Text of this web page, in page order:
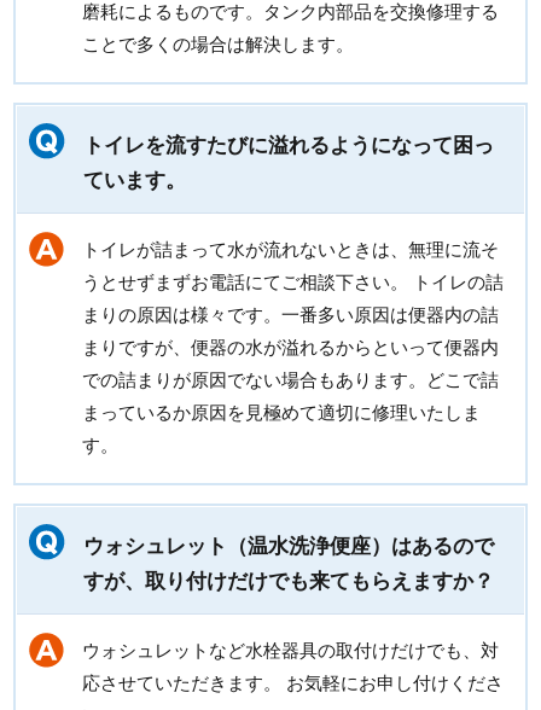
磨耗によるものです。タンク内部品を交換修理する
ことで多くの場合は解決します。
トイレを流すたびに溢れるようになって困っ
ています。
トイレが詰まって水が流れないときは、無理に流そ
うとせずまずお電話にてご相談下さい。 トイレの詰
まりの原因は様々です。一番多い原因は便器内の詰
まりですが、便器の水が溢れるからといって便器内
での詰まりが原因でない場合もあります。どこで詰
まっているか原因を見極めて適切に修理いたしま
す。
ウォシュレット（温水洗浄便座）はあるので
すが、取り付けだけでも来てもらえますか？
ウォシュレットなど水栓器具の取付けだけでも、対
応させていただきます。 お気軽にお申し付けくださ